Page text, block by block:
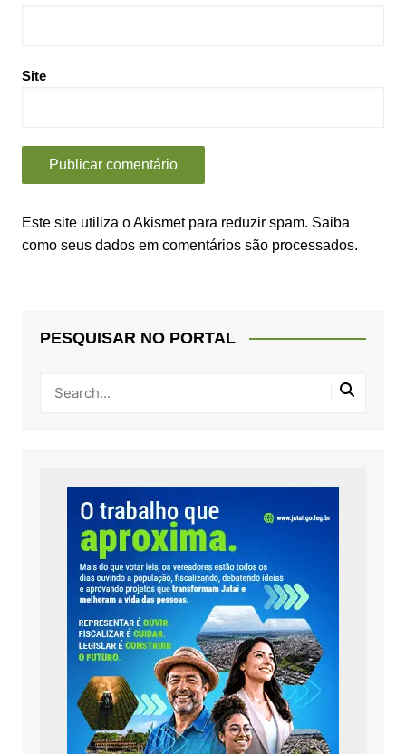
Site
Este site utiliza o Akismet para reduzir spam. Saiba
como seus dados em comentários são processados.
PESQUISAR NO PORTAL